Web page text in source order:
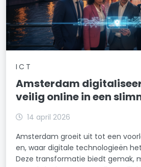
ICT
Amsterdam
veilig online in een
14 april 2026
Amsterdam groeit uit tot een
en, waar digitale technologieën
Deze transformatie biedt gemak,